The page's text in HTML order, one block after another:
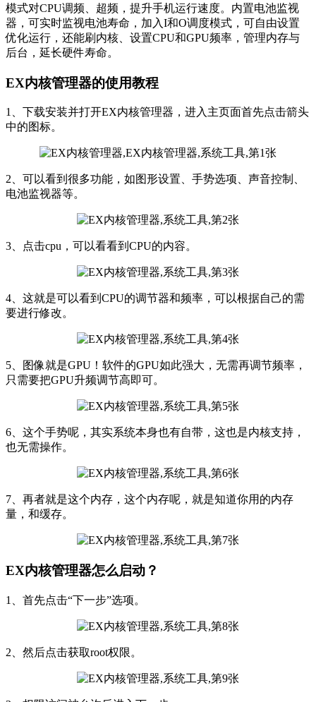
模式对CPU调频、超频，提升手机运行速度。内置电池监视
器，可实时监视电池寿命，加入I和O调度模式，可自由设置
优化运行，还能刷内核、设置CPU和GPU频率，管理内存与
后台，延长硬件寿命。
EX内核管理器的使用教程
1、下载安装并打开EX内核管理器，进入主页面首先点击箭头
中的图标。
2、可以看到很多功能，如图形设置、手势选项、声音控制、
电池监视器等。
3、点击cpu，可以看看到CPU的内容。
4、这就是可以看到CPU的调节器和频率，可以根据自己的需
要进行修改。
5、图像就是GPU！软件的GPU如此强大，无需再调节频率，
只需要把GPU升频调节高即可。
6、这个手势呢，其实系统本身也有自带，这也是内核支持，
也无需操作。
7、再者就是这个内存，这个内存呢，就是知道你用的内存
量，和缓存。
EX内核管理器怎么启动？
1、首先点击“下一步”选项。
2、然后点击获取root权限。